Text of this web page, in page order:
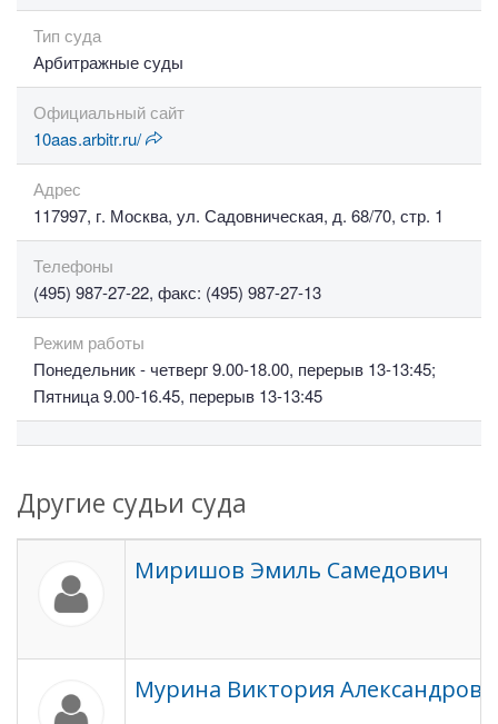
Тип суда
Арбитражные суды
Официальный сайт
10aas.arbitr.ru/
Адрес
117997, г. Москва, ул. Садовническая, д. 68/70, стр. 1
Телефоны
(495) 987-27-22, факс: (495) 987-27-13
Режим работы
Понедельник - четверг 9.00-18.00, перерыв 13-13:45;
Пятница 9.00-16.45, перерыв 13-13:45
Другие судьи суда
Миришов Эмиль Самедович
Мурина Виктория